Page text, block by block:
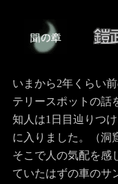
いまから2年くらい
テリースポットの話
知人は1日目辿りつ
に入りました。（洞
そこで人の気配を感
ていたはずの車のサ